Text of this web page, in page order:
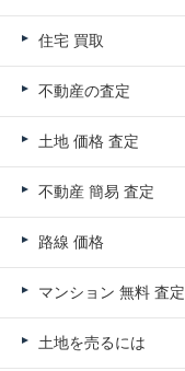
住宅 買取
不動産の査定
土地 価格 査定
不動産 簡易 査定
路線 価格
マンション 無料 査定
土地を売るには